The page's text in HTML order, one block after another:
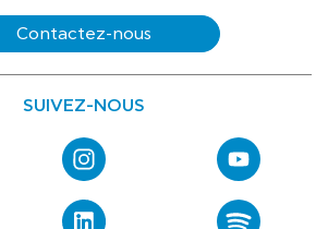
Contactez-nous
SUIVEZ-NOUS